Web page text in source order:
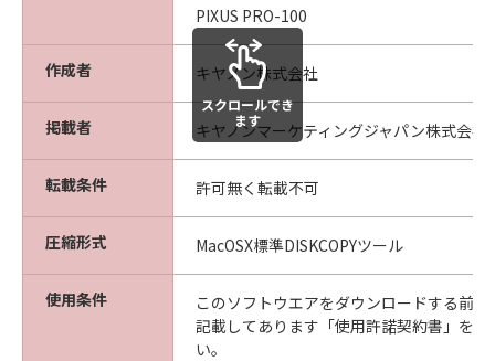
PIXUS PRO-100
作成者 キヤノン株式会社
掲載者 キヤノンマーケティングジャパン株式会社
転載条件 許可無く転載不可
圧縮形式 MacOSX標準DISKCOPYツール
使用条件
このソフトウエアをダウンロードする前
記載してあります「使用許諾契約書」を
い。
スクロールでき
ます